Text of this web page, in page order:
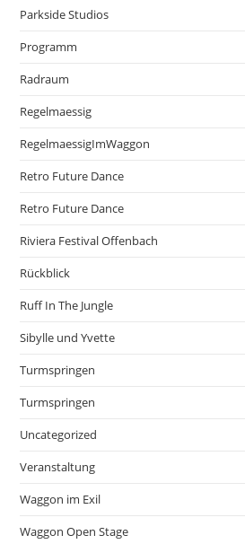
Parkside Studios
Programm
Radraum
Regelmaessig
RegelmaessigImWaggon
Retro Future Dance
Retro Future Dance
Riviera Festival Offenbach
Rückblick
Ruff In The Jungle
Sibylle und Yvette
Turmspringen
Turmspringen
Uncategorized
Veranstaltung
Waggon im Exil
Waggon Open Stage